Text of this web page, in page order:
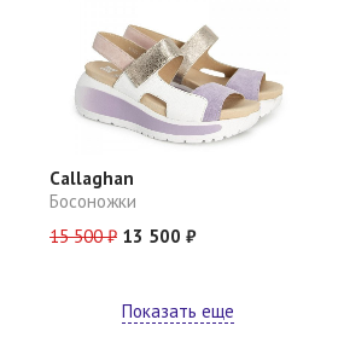
Callaghan
Босоножки
15 500 ₽ 13 500 ₽
Показать еще